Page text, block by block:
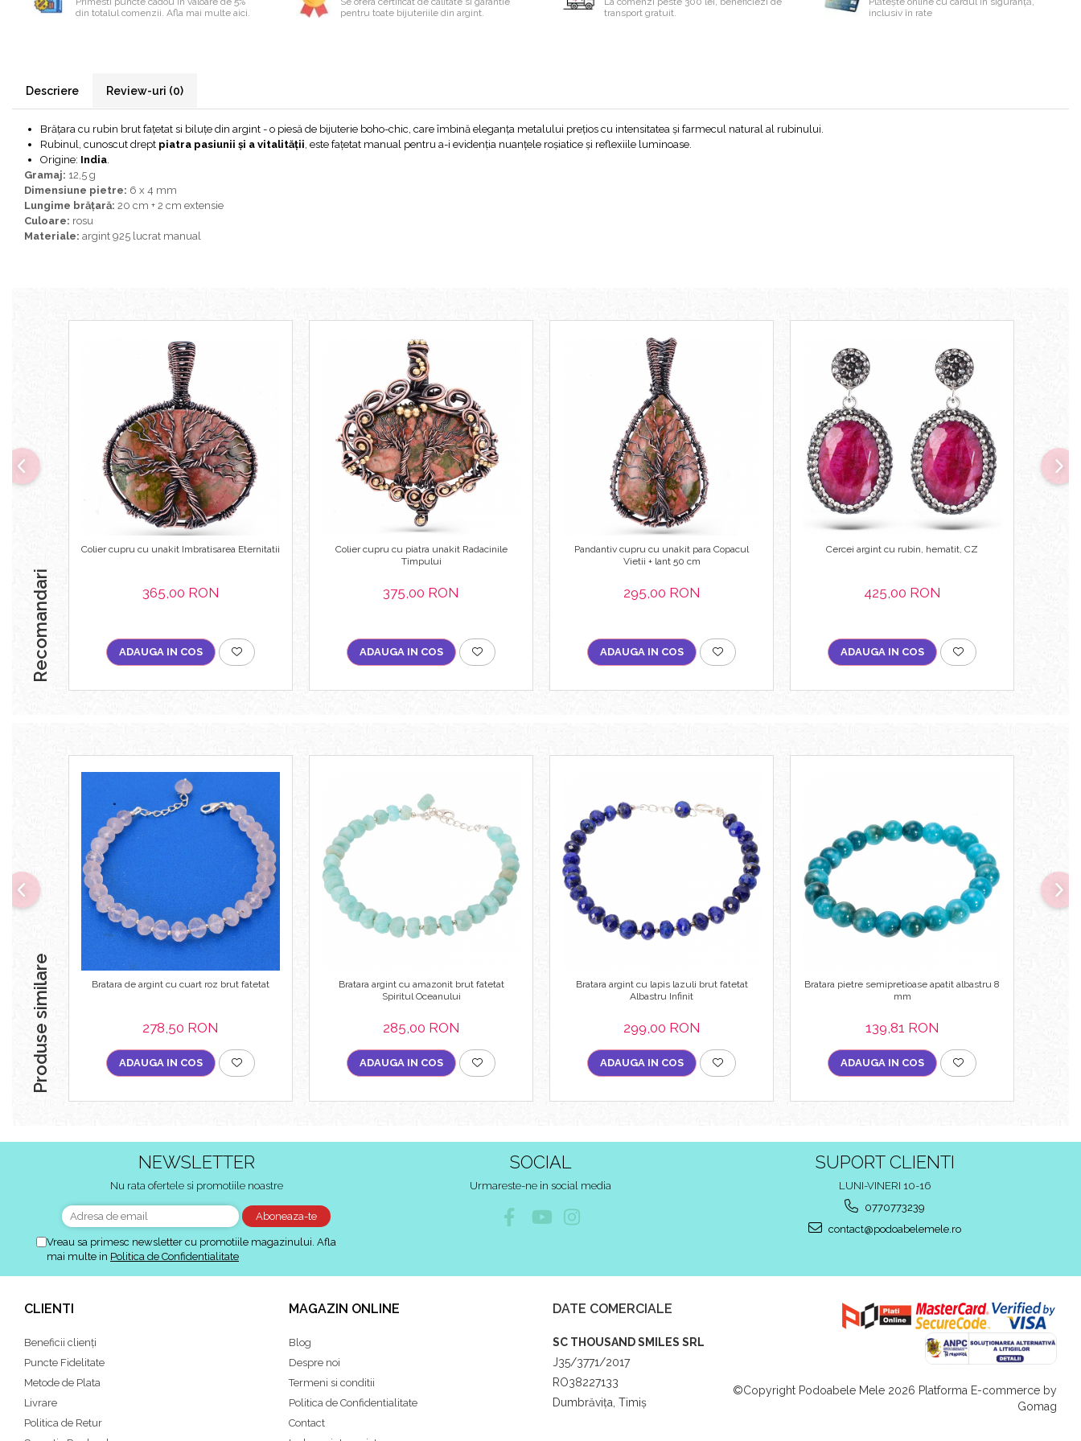
Bijuterii onix
Bijuterii perle
Bijuterii piatra soarelui
Bijuterii rodocrozit
Bijuterii rubin
Bijuterii safir
Bijuterii sidef si abalone
Bijuterii morganit
din totalul comenzii. Afla mai multe aici.
pentru toate bijuteriile din argint.
transport gratuit.
inclusiv în rate
Descriere Review-uri (0)
Brățara cu rubin brut fațetat si biluțe din argint - o piesă de bijuterie boho-chic, care îmbină eleganța metalului prețios cu intensitatea și farmecul natural al rubinului.
Rubinul, cunoscut drept piatra pasiunii și a vitalității , este fațetat manual pentru a-i evidenția nuanțele roșiatice și reflexiile luminoase.
Origine: India
Gramaj: 12,5 g
Dimensiune pietre: 6 x 4 mm
Lungime brățară: 20 cm + 2 cm extensie
Culoare: rosu
Materiale: argint 925 lucrat manual
Recomandari
Colier cupru cu unakit Imbratisarea Eternitatii
365,00 RON
ADAUGA IN COS
Colier cupru cu piatra unakit Radacinile
Timpului
375,00 RON
ADAUGA IN COS
Pandantiv cupru cu unakit para Copacul
Vietii + lant 50 cm
295,00 RON
ADAUGA IN COS
Cercei argint cu rubin, hematit, CZ
425,00 RON
ADAUGA IN COS
Produse similare Bratara de argint cu cuart roz brut fatetat
278,50 RON
ADAUGA IN COS
Bratara argint cu amazonit brut fatetat
Spiritul Oceanului
285,00 RON
ADAUGA IN COS
Bratara argint cu lapis lazuli brut fatetat
Albastru Infinit
299,00 RON
ADAUGA IN COS
Bratara pietre semipretioase apatit albastru 8
mm
139,81 RON
ADAUGA IN COS
NEWSLETTER
Nu rata ofertele si promotiile noastre
Vreau sa primesc newsletter cu promotiile magazinului. Afla
mai multe in Politica de Confidentialitate
SOCIAL
Urmareste-ne in social media
SUPORT CLIENTI
LUNI-VINERI 10-16
0770773239
contact@podoabelemele.ro
CLIENTI
Beneficii clienți
Puncte Fidelitate
Metode de Plata
Livrare
Politica de Retur
MAGAZIN ONLINE
Blog
Despre noi
Termeni si conditii
Politica de Confidentialitate
Contact
DATE COMERCIALE
SC THOUSAND SMILES SRL
J35/3771/2017
RO38227133
Dumbrăvița, Timiș
©Copyright Podoabele Mele 2026 Platforma E-commerce by
Gomag